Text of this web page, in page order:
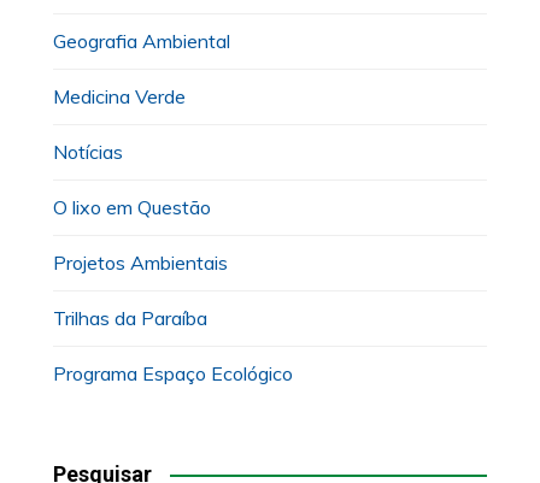
Geografia Ambiental
Medicina Verde
Notícias
O lixo em Questão
Projetos Ambientais
Trilhas da Paraíba
Programa Espaço Ecológico
Pesquisar